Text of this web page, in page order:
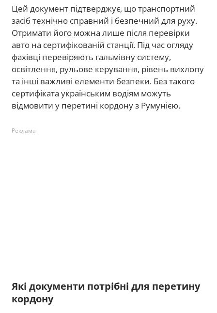
Цей документ підтверджує, що транспортний
засіб технічно справний і безпечний для руху.
Отримати його можна лише після перевірки
авто на сертифікованій станції. Під час огляду
фахівці перевіряють гальмівну систему,
освітлення, рульове керування, рівень вихлопу
та інші важливі елементи безпеки. Без такого
сертифіката українським водіям можуть
відмовити у перетині кордону з Румунією.
Реклама
Які документи потрібні для перетину
кордону